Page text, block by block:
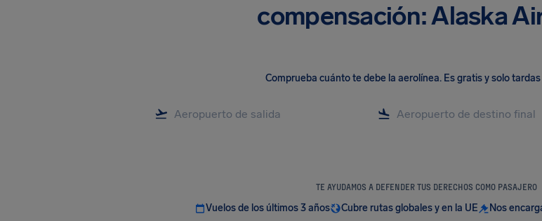
compensación: Alaska
Comprueba cuánto te debe la aerolínea. Es gratis y solo
TE AYUDAMOS A DEFENDER TUS DERECHOS COMO PASAJERO
Vuelos de los últimos 3 años Cubre rutas globales y en la UE Nos